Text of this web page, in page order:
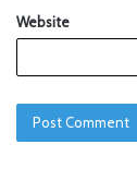
Website